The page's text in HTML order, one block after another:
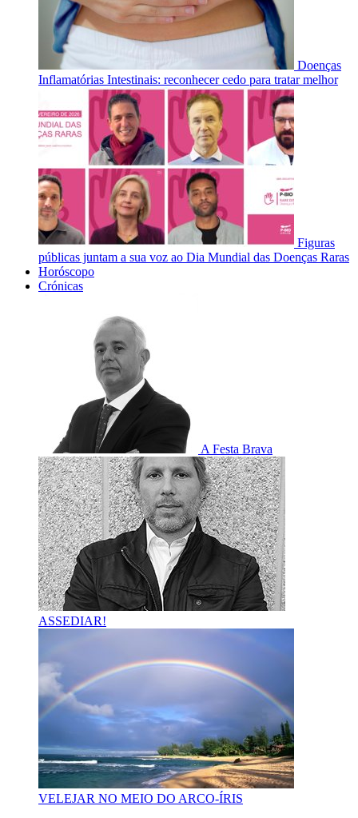
Doenças
Inflamatórias Intestinais: reconhecer cedo para tratar melhor
Figuras
públicas juntam a sua voz ao Dia Mundial das Doenças Raras
Horóscopo
Crónicas
A Festa Brava
ASSEDIAR!
VELEJAR NO MEIO DO ARCO-ÍRIS